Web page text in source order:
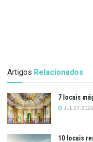
Artigos Relacionados
7 locais
JUL 27, 2026
10 locais